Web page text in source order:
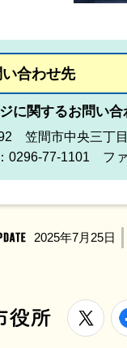
い合わせ先
に関するお問い合
笠間市中央三丁
0296-77-1101 フ
2025年7月25日
笠間市役
X